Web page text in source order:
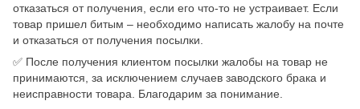
отказаться от получения, если его что-то не устраивает. Если
товар пришел битым – необходимо написать жалобу на почте
и отказаться от получения посылки.
✅ После получения клиентом посылки жалобы на товар не
принимаются, за исключением случаев заводского брака и
неисправности товара. Благодарим за понимание.